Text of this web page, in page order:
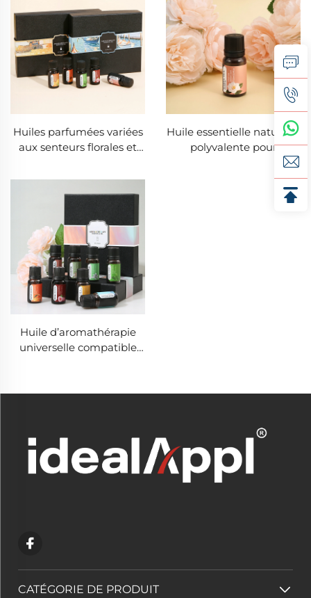
Huiles parfumées variées
aux senteurs florales et
l’air et apaisantes pour
réduire le stress dans
chaque pièce de votre vie
Huile essentielle naturelle
polyvalente pour
domicile, désodorisant
pour voiture et créations
Huile d’aromathérapie
universelle compatible
CATÉGORIE DE PRODUIT